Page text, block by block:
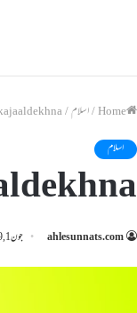
/اسلام/
jaal dekhna
اسلام
dekhna
ahlesunnats.com جون 1, 2019